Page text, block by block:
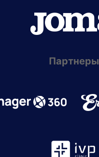
Партнеры